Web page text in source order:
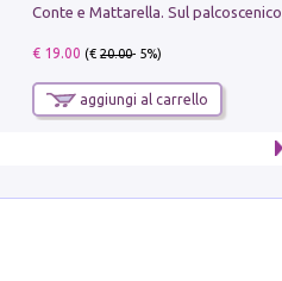
€ 19.00 (€20.00- 5%)
aggiungi al carrello